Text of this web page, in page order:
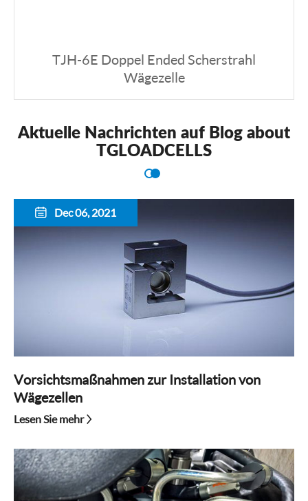
TJH-6E Doppel Ended Scherstrahl
Wägezelle
Aktuelle Nachrichten auf Blog about
TGLOADCELLS
 Dec 06, 2021
Vorsichtsmaßnahmen zur Installation von
Wägezellen
Lesen Sie mehr